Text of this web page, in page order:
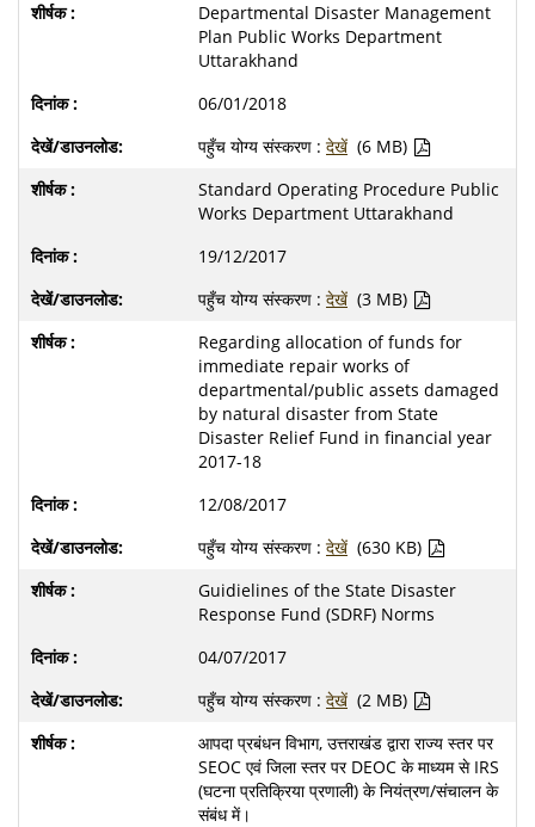
Departmental Disaster Management
Plan Public Works Department
Uttarakhand
06/01/2018
पहुँच योग्य संस्करण : देखें (6 MB)
Standard Operating Procedure Public
Works Department Uttarakhand
19/12/2017
पहुँच योग्य संस्करण : देखें (3 MB)
Regarding allocation of funds for
immediate repair works of
departmental/public assets damaged
by natural disaster from State
Disaster Relief Fund in financial year
2017-18
12/08/2017
पहुँच योग्य संस्करण : देखें (630 KB)
Guidielines of the State Disaster
Response Fund (SDRF) Norms
04/07/2017
पहुँच योग्य संस्करण : देखें (2 MB)
आपदा प्रबंधन विभाग, उत्तराखंड द्वारा राज्य स्तर पर
SEOC एवं जिला स्तर पर DEOC के माध्यम से IRS
(घटना प्रतिक्रिया प्रणाली) के नियंत्रण/संचालन के
संबंध में।